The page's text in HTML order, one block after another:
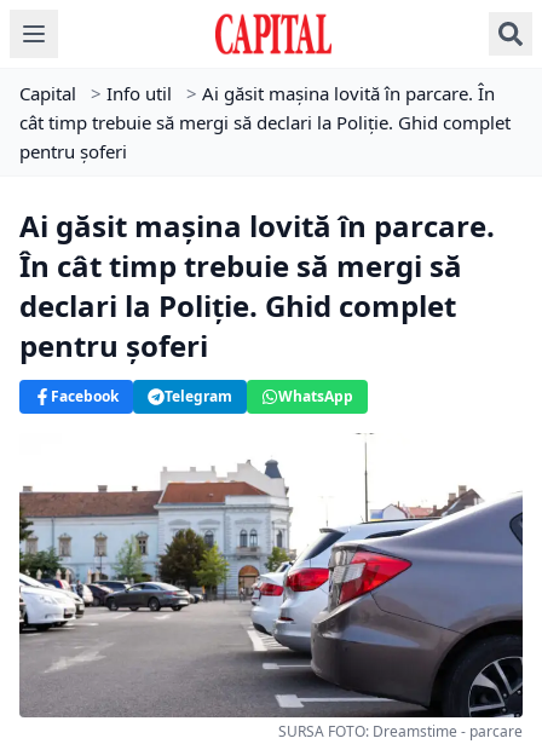
Capital > Info util > Ai găsit mașina lovită în parcare. În
cât timp trebuie să mergi să declari la Poliție. Ghid complet
pentru șoferi
Ai găsit mașina lovită în parcare.
În cât timp trebuie să mergi să
declari la Poliție. Ghid complet
pentru șoferi
Facebook Telegram WhatsApp
SURSA FOTO: Dreamstime - parcare